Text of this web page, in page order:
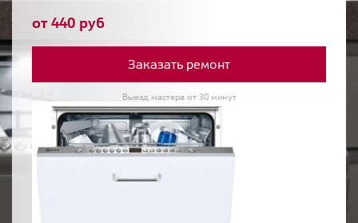
от 440 руб
Заказать ремонт
Выезд мастера от 30 минут